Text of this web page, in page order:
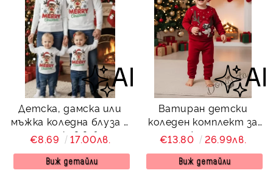
Детска, дамска или
мъжка коледна блуза с
дълъг ръкав в бяло с
картинка на еленче
€8.69 17.00лв.
Виж детайли
Ватиран детски
коледен комплект за
момче/момиче от
блуза в червено с
весел елен и
€13.80 26.99лв.
Виж детайли